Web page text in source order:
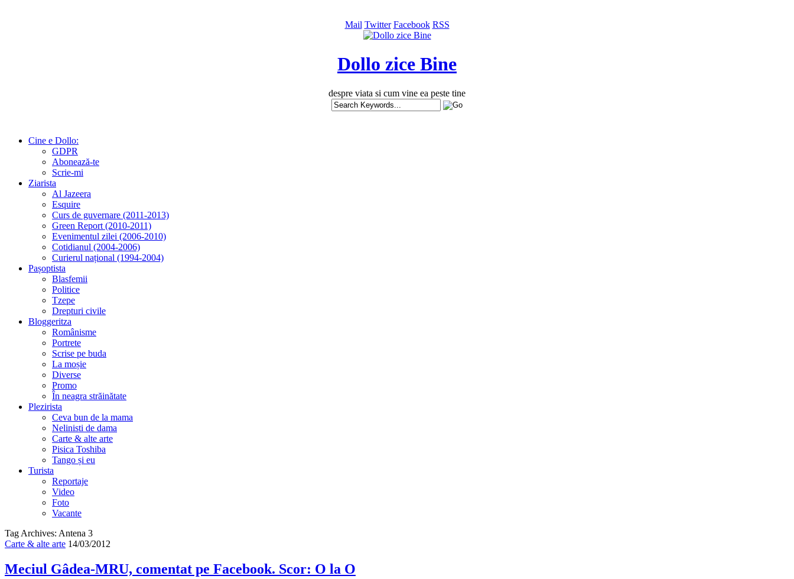
Mail Twitter Facebook RSS
Dollo zice Bine
despre viata si cum vine ea peste tine
Cine e Dollo:
GDPR
Abonează-te
Scrie-mi
Ziarista
Al Jazeera
Esquire
Curs de guvernare (2011-2013)
Green Report (2010-2011)
Evenimentul zilei (2006-2010)
Cotidianul (2004-2006)
Curierul național (1994-2004)
Pașoptista
Blasfemii
Politice
Tzepe
Drepturi civile
Bloggeritza
Românisme
Portrete
Scrise pe buda
La moșie
Diverse
Promo
În neagra străinătate
Plezirista
Ceva bun de la mama
Nelinisti de dama
Carte & alte arte
Pisica Toshiba
Tango și eu
Turista
Reportaje
Video
Foto
Vacante
Tag Archives: Antena 3
Carte & alte arte 14/03/2012
Meciul Gâdea-MRU, comentat pe Facebook. Scor: O la O